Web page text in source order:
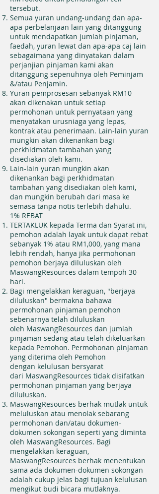
tersebut.
Semua yuran undang-undang dan apa-
apa perbelanjaan lain yang ditanggung
untuk mendapatkan jumlah pinjaman,
faedah, yuran lewat dan apa-apa caj lain
sebagaimana yang dinyatakan dalam
perjanjian pinjaman kami akan
ditanggung sepenuhnya oleh Peminjam
&/atau Penjamin.
Yuran pemprosesan sebanyak RM10
akan dikenakan untuk setiap
permohonan untuk pernyataan yang
menyatakan urusniaga yang lepas,
kontrak atau penerimaan. Lain-lain yuran
mungkin akan dikenankan bagi
perkhidmatan tambahan yang
disediakan oleh kami.
Lain-lain yuran mungkin akan
dikenankan bagi perkhidmatan
tambahan yang disediakan oleh kami,
dan mungkin berubah dari masa ke
semasa tanpa notis terlebih dahulu.
1% REBAT
TERTAKLUK kepada Terma dan Syarat ini,
pemohon adalah layak untuk dapat rebat
sebanyak 1% atau RM1,000, yang mana
lebih rendah, hanya jika permohonan
pemohon berjaya diluluskan oleh
MaswangResources dalam tempoh 30
hari.
Bagi mengelakkan keraguan, "berjaya
diluluskan" bermakna bahawa
permohonan pinjaman pemohon
sebenarnya telah diluluskan
oleh MaswangResources dan jumlah
pinjaman sedang atau telah dikeluarkan
kepada Pemohon. Permohonan pinjaman
yang diterima oleh Pemohon
dengan kelulusan bersyarat
dari MaswangResources tidak disifatkan
permohonan pinjaman yang berjaya
diluluskan.
MaswangResources berhak mutlak untuk
meluluskan atau menolak sebarang
permohonan dan/atau dokumen-
dokumen sokongan seperti yang diminta
oleh MaswangResources. Bagi
mengelakkan keraguan,
MaswangResources berhak menentukan
sama ada dokumen-dokumen sokongan
adalah cukup jelas bagi tujuan kelulusan
mengikut budi bicara mutlaknya.